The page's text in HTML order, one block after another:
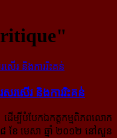
សើរ និងការរិះគន់
ម្បីបំបែកឯកត្តកម្មពិភពលោក
ខែ មេសា ឆ្នាំ ២០១២ នៅសួន